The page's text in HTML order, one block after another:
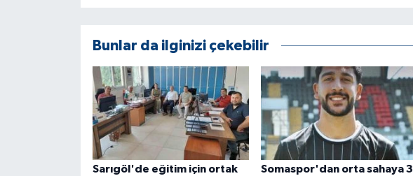
Bunlar da ilginizi çekebilir
Sarıgöl'de eğitim için ortak
Somaspor'dan orta sahaya 3